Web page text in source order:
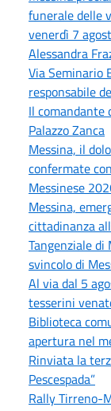
funerale delle
venerdì 7
Alessandra
Via Seminario
responsabile
Il comandante
Palazzo Zanca
Messina, il
confermate
Messinese
Messina,
cittadinanza
Tangenziale
svincolo di
Al via dal 5
tesserini
Biblioteca
apertura nel
Rinviata la
Pescespada”
Rally Tirreno-